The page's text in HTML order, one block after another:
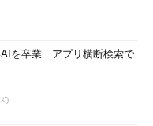
AIを卒業 アプリ横断検索で
)